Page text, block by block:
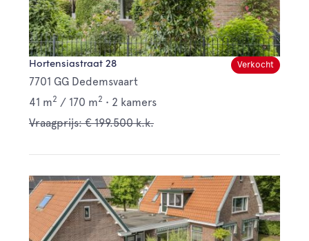
Verkocht
Hortensiastraat 28
7701 GG Dedemsvaart
41 m2 / 170 m2 • 2 kamers
Vraagprijs: € 199.500 k.k.